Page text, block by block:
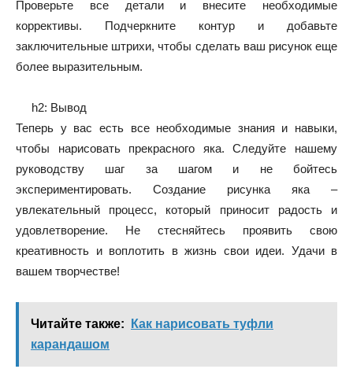
Проверьте все детали и внесите необходимые
коррективы. Подчеркните контур и добавьте
заключительные штрихи, чтобы сделать ваш рисунок еще
более выразительным.
h2: Вывод
Теперь у вас есть все необходимые знания и навыки,
чтобы нарисовать прекрасного яка. Следуйте нашему
руководству шаг за шагом и не бойтесь
экспериментировать. Создание рисунка яка –
увлекательный процесс, который приносит радость и
удовлетворение. Не стесняйтесь проявить свою
креативность и воплотить в жизнь свои идеи. Удачи в
вашем творчестве!
Читайте также:
Как нарисовать туфли
карандашом